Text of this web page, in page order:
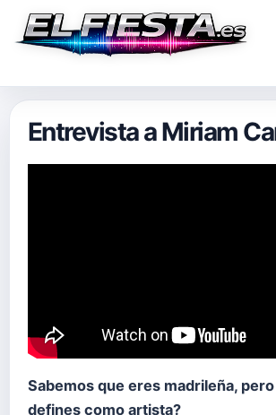
Entrevista a Miriam
Sabemos que eres madrileña,
defines como artista?